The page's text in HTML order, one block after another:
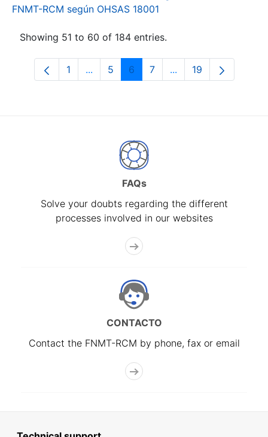
FNMT-RCM según OHSAS 18001
Showing 51 to 60 of 184 entries.
Page
1 ...Intermediate Pages Use TAB to
Page
5 Page
6 Page
7 ...Intermediate Pages
Page
19
FAQs
Solve your doubts regarding the different
processes involved in our websites
CONTACTO
Contact the FNMT-RCM by phone, fax or email